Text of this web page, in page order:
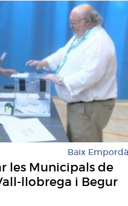
Baix Empordà
les Municipals de
llobrega i Begur